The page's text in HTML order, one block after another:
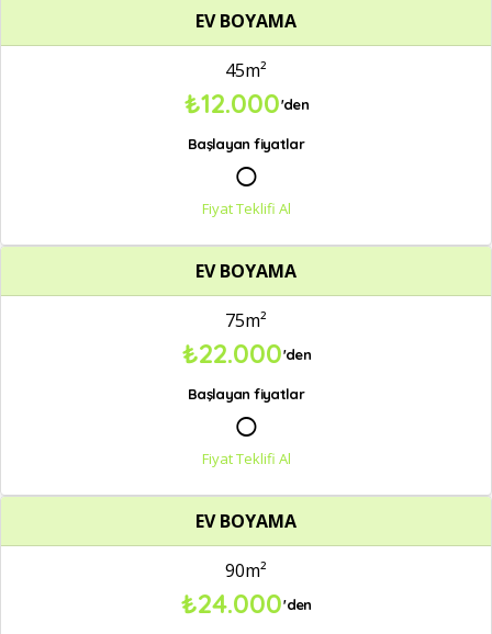
EV BOYAMA
45m²
₺12.000'den
Başlayan fiyatlar
○
Fiyat Teklifi Al
EV BOYAMA
75m²
₺22.000'den
Başlayan fiyatlar
○
Fiyat Teklifi Al
EV BOYAMA
90m²
₺24.000'den